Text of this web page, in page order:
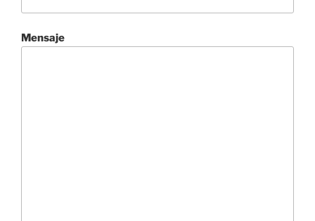
Mensaje